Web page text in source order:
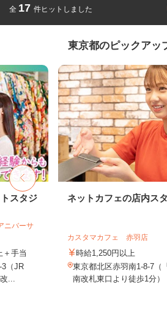
全 17 件ヒットしました
東京都のピックアッ
スタジ
ニバーサ
＋手当
3（JR
...
ネットカフェの店内ス
カスタマカフェ 赤羽店
時給1,250円以上
東京都北区赤羽南1-8-7（
南改札東口より徒歩1分）